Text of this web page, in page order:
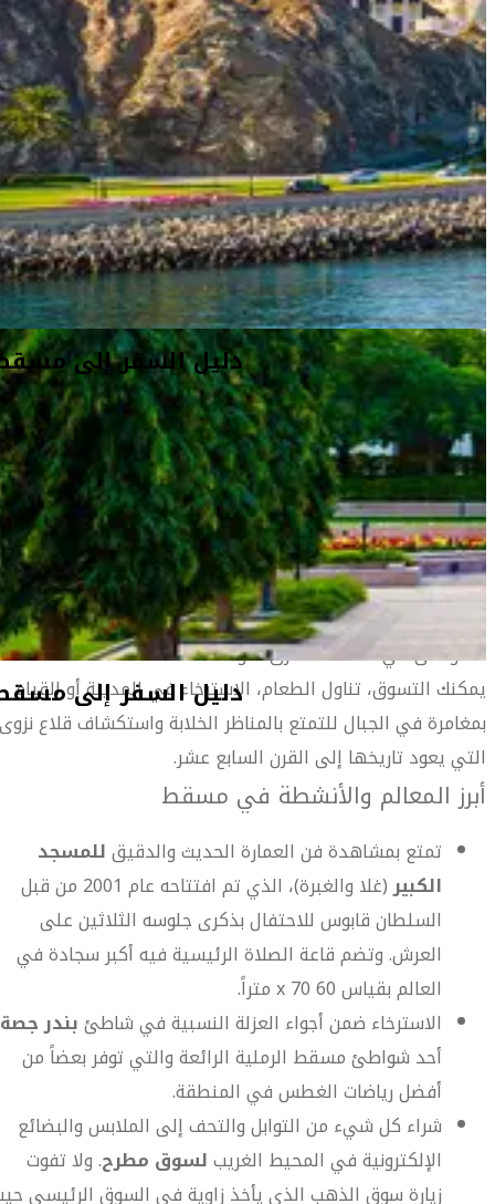
دليل السفر إلى
أفكار السفر
معلومات السفر
المعلومات الخاصة بالمطار
أهلاً بك في مسقط
تشبه زيارة مسقط الانتقال إلى أحد فصول كتاب ألف ليلة وليلة.
تم بناء كل المباني القديمة الحديثة في المدينة ضمن الطراز
التقليدي للمنطقة، مع القباب، النوافذ المقوسة والفسيفساء
المقعدة التي تظهر في كل زاوية من الزوايا.
تعتبر مسقط التي تتربع بين جبال هاجر وبحر العرب المكان الأهم
في سلطنة عُمان بالإضافة إلى أنها تضم بعضاً من أفضل
الشواطئ في منطقة الشرق الأوسط.
يمكنك التسوق، تناول الطعام، الاسترخاء في المدينة أو القيام
بمغامرة في الجبال للتمتع بالمناظر الخلابة واستكشاف قلاع نزوى
التي يعود تاريخها إلى القرن السابع عشر.
أبرز المعالم والأنشطة في مسقط
تمتع بمشاهدة فن العمارة الحديث والدقيقللمسجد
الكبير
(غلا والغبرة)، الذي تم افتتاحه عام 2001 من قبل
السلطان قابوس للاحتفال بذكرى جلوسه الثلاثين على
العرش. وتضم قاعة الصلاة الرئيسية فيه أكبر سجادة في
العالم بقياس 60 x 70 متراً.
الاسترخاء ضمن أجواء العزلة النسبية في شاطئبندر جصة
أحد شواطئ مسقط الرملية الرائعة والتي توفر بعضاً من
أفضل رياضات الغطس في المنطقة.
شراء كل شيء من التوابل والتحف إلى الملابس والبضائع
الإلكترونية في المحيط الغريبلسوق مطرح. ولا تفوت
زيارة سوق الذهب الذي يأخذ زاوية في السوق الرئيسي